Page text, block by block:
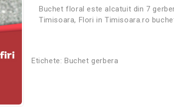
Buchet floral este alcatuit din 7
Timisoara, Flori in Timisoara.ro
Etichete: Buchet gerbera